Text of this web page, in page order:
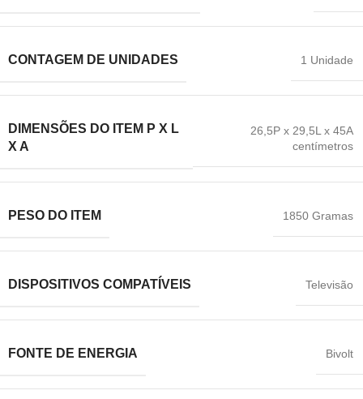
CONTAGEM DE UNIDADES 1 Unidade
DIMENSÕES DO ITEM P X L
X A
26,5P x 29,5L x 45A
centímetros
PESO DO ITEM 1850 Gramas
DISPOSITIVOS COMPATÍVEIS Televisão
FONTE DE ENERGIA Bivolt